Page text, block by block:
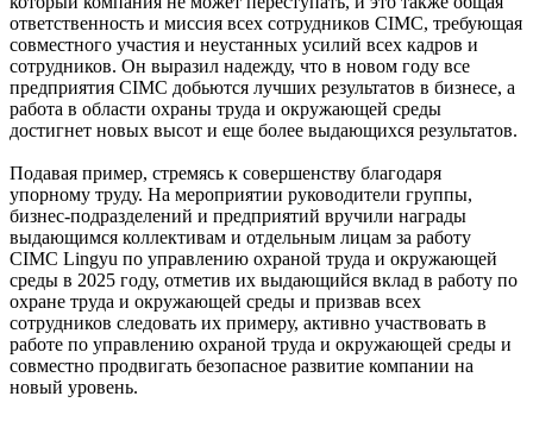
ответственность и миссия всех сотрудников CIMC, требующая
совместного участия и неустанных усилий всех кадров и
сотрудников. Он выразил надежду, что в новом году все
предприятия CIMC добьются лучших результатов в бизнесе, а
работа в области охраны труда и окружающей среды
достигнет новых высот и еще более выдающихся результатов.
Подавая пример, стремясь к совершенству благодаря
упорному труду. На мероприятии руководители группы,
бизнес-подразделений и предприятий вручили награды
выдающимся коллективам и отдельным лицам за работу
CIMC Lingyu по управлению охраной труда и окружающей
среды в 2025 году, отметив их выдающийся вклад в работу по
охране труда и окружающей среды и призвав всех
сотрудников следовать их примеру, активно участвовать в
работе по управлению охраной труда и окружающей среды и
совместно продвигать безопасное развитие компании на
новый уровень.